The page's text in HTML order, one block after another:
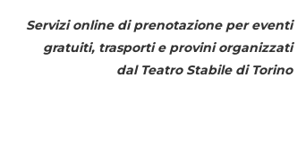
Servizi online di prenotazione per eventi
gratuiti, trasporti e provini organizzati
dal Teatro Stabile di Torino